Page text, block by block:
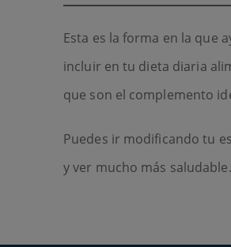
Esta es la forma en la que
incluir en tu dieta diaria
que son el complemento
Puedes ir modificando tu
y ver mucho más saludable.